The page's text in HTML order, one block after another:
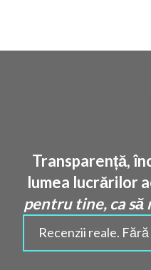
Transparență,
lumea lucrărilor
pentru tine, ca să
Recenzii reale.